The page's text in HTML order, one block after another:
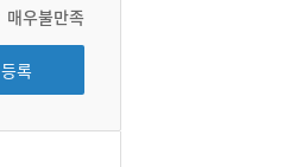
매우불만족
등록